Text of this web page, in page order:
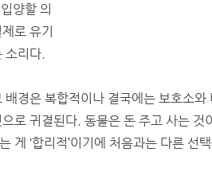
양할 의
로 유기
리다.
경은 복합적이나 결국에는 보호소와
로 귀결된다. 동물은 돈 주고 사는 것
게 ‘합리적’이기에 처음과는 다른 선